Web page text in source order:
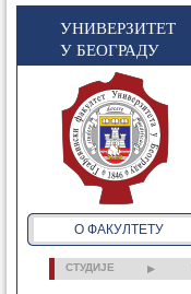
УНИВЕРЗИТЕТ
У БЕОГРАДУ
О ФАКУЛТЕТУ
СТУДИЈЕ